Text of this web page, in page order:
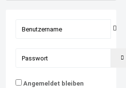
Angemeldet bleiben